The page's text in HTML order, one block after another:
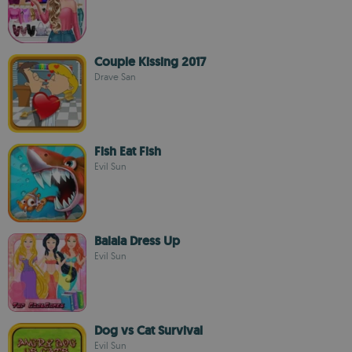
Couple Kissing 2017
Drave San
Fish Eat Fish
Evil Sun
Balala Dress Up
Evil Sun
Dog vs Cat Survival
Evil Sun